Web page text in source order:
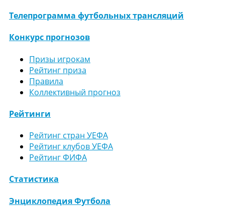
Телепрограмма футбольных трансляций
Конкурс прогнозов
Призы игрокам
Рейтинг приза
Правила
Коллективный прогноз
Рейтинги
Рейтинг стран УЕФА
Рейтинг клубов УЕФА
Рейтинг ФИФА
Статистика
Энциклопедия Футбола